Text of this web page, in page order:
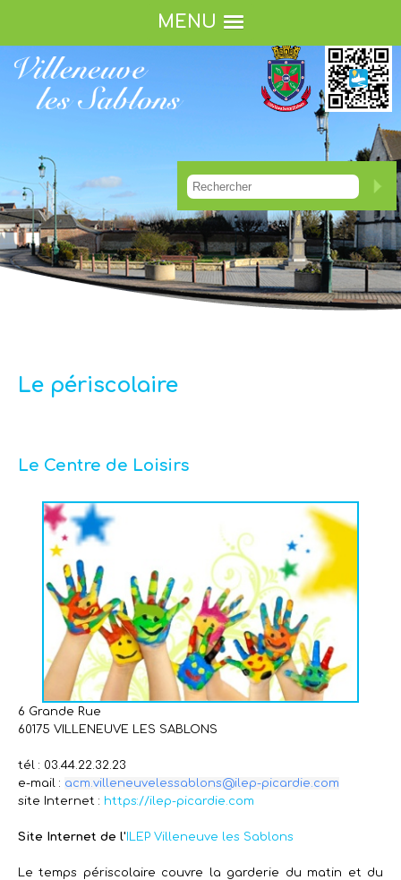
MENU
Le périscolaire
Le Centre de Loisirs
6 Grande Rue
60175 VILLENEUVE LES SABLONS
tél : 03.44.22.32.23
e-mail : acm.villeneuvelessablons@ilep-picardie.com
site Internet : https://ilep-picardie.com
Site Internet de l'ILEP Villeneuve les Sablons
Le temps périscolaire couvre la garderie du matin et du